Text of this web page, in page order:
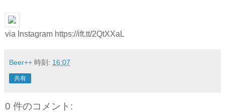
via Instagram https://ift.tt/2QtXXaL
Beer++ 時刻: 16:07
共有
0 件のコメント: